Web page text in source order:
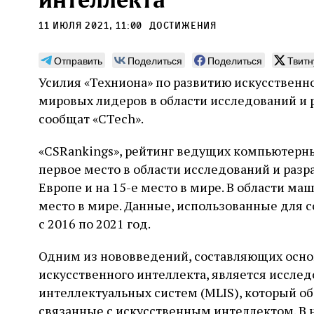
11 июля 2021, 11:00 Достижения
Отправить Поделиться Поделиться
Усилия «Техниона» по развитию
мировых лидеров в области исследований и
сообщат «CTech».
«CSRankings», рейтинг ведущих
первое место в области исследований и
Европе и на 15-е место в мире. В области
место в мире. Данные, использованные для
с 2016 по 2021 год.
Одним из нововведений, составляющих
искусственного интеллекта, является
интеллектуальных систем (MLIS), который
Погромы 1929 года:
неделя, изменившая
судьбу еврейского ишува
Примерно за полторы недели до начала
погромов Ребе совершал поездку по святым
местам Эрец‑Исраэль. Он посетил, в
частности, Пещеру праотцев и Западную
стену. Он, несомненно, почувствовал
необычайное напряжение и сознательно
отказался приходить к Стене в Тиша бе‑Ав,
количество хасидов и жителей города и тем
самым не усиливать напряжённость
5 августа Проверено временем
и
тела
2